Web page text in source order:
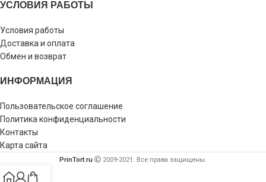
УСЛОВИЯ РАБОТЫ
Условия работы
Доставка и оплата
Обмен и возврат
ИНФОРМАЦИЯ
Пользовательское соглашение
Политика конфиденциальности
Контакты
Карта сайта
PrinTort.ru 2009-2021. Все права защищены.